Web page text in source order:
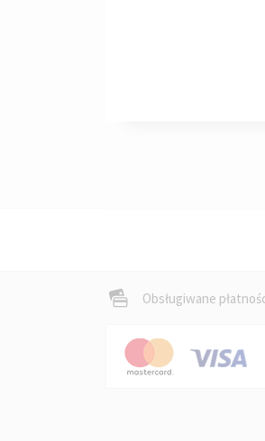
Obsługiwane